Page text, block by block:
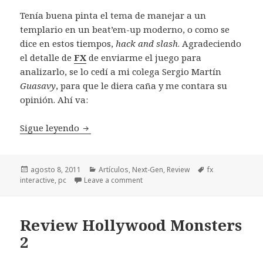
Tenía buena pinta el tema de manejar a un
templario en un beat’em-up moderno, o como se
dice en estos tiempos, hack and slash. Agradeciendo
el detalle deFX de enviarme el juego para
analizarlo, se lo cedí a mi colega Sergio Martín
Guasavy, para que le diera caña y me contara su
opinión. Ahí va:
Sigue leyendo Review El Primer Templario – FX
Publicado
el
agosto 8, 2011 Categorías
Artículos, Next-Gen, Review Etiquetas
fx
interactive, pc Leave a comment
Review Hollywood Monsters
2